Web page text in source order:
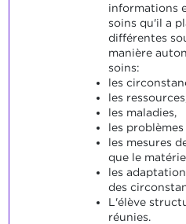
informations
soins qu'il a
différentes
manière
soins:
les
les
les maladies,
les problèmes
les mesures
que le
les
des
L'élève
réunies.